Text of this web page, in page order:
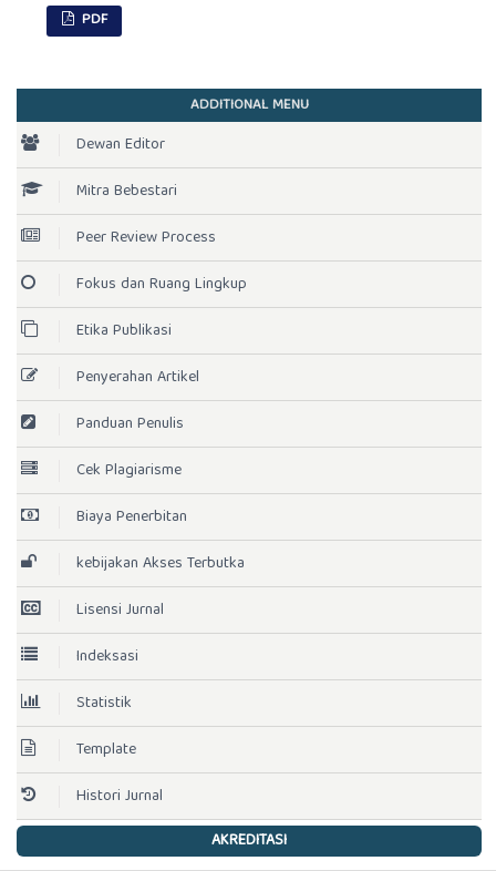
PDF
ADDITIONAL MENU
Dewan Editor
Mitra Bebestari
Peer Review Process
Fokus dan Ruang Lingkup
Etika Publikasi
Penyerahan Artikel
Panduan Penulis
Cek Plagiarisme
Biaya Penerbitan
kebijakan Akses Terbutka
Lisensi Jurnal
Indeksasi
Statistik
Template
Histori Jurnal
AKREDITASI